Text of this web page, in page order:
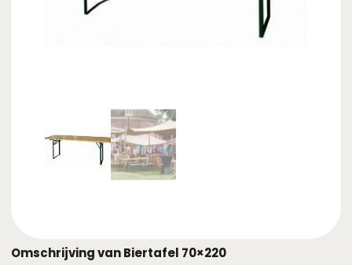
Omschrijving van Biertafel 70×220